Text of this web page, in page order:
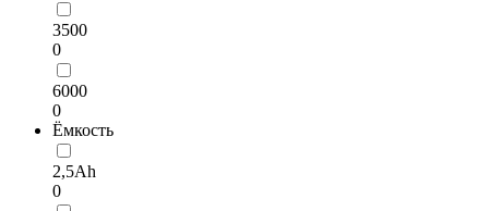
3500
0
6000
0
Ёмкость
2,5Ah
0